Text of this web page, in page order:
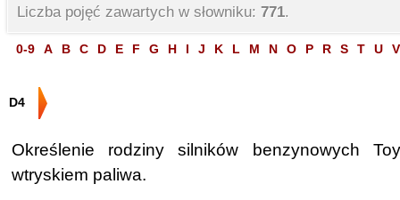
Liczba pojęć zawartych w słowniku: 771.
0-9 A B C D E F G H I J K L M N O P R S T U V
D4
Określenie rodziny silników benzynowych
wtryskiem paliwa.